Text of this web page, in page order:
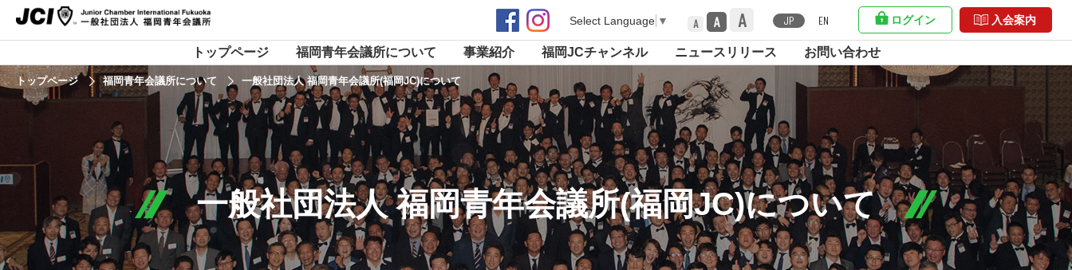
Select Language ▼ A A A JP EN ログイン 入会案内
トップページ 福岡青年会議所について 事業紹介 福岡JCチャンネル ニュースリリース お問い合わせ
トップページ 福岡青年会議所について 一般社団法人 福岡青年会議所(福岡JC)について
一般社団法人 福岡青年会議所(福岡JC)について